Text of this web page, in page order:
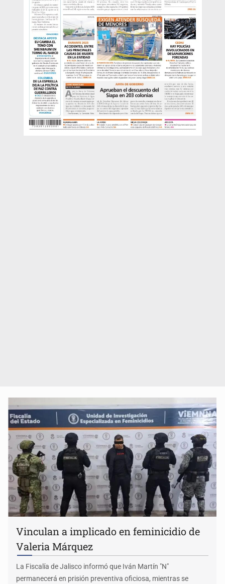
Vinculan a implicado en feminicidio de
Valeria Márquez
La Fiscalía de Jalisco informó que Iván Martín "N"
permanecerá en prisión preventiva oficiosa, mientras se